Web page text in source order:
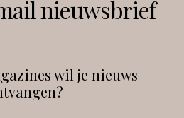
Facebook
nieuwsbrief
wil je nieuws